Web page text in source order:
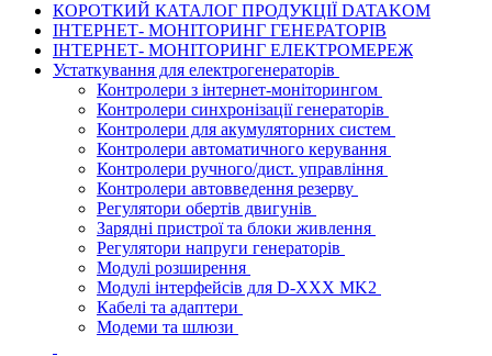
КОРОТКИЙ КАТАЛОГ ПРОДУКЦІЇ DATAKOM
ІНТЕРНЕТ- МОНІТОРИНГ ГЕНЕРАТОРІВ
ІНТЕРНЕТ- МОНІТОРИНГ ЕЛЕКТРОМЕРЕЖ
Устаткування для електрогенераторів
Контролери з інтернет-моніторингом
Контролери синхронізації генераторів
Контролери для акумуляторних систем
Контролери автоматичного керування
Контролери ручного/дист. управління
Контролери автовведення резерву
Регулятори обертів двигунів
Зарядні пристрої та блоки живлення
Регулятори напруги генераторів
Модулі розширення
Модулі інтерфейсів для D-XXX MK2
Кабелі та адаптери
Модеми та шлюзи